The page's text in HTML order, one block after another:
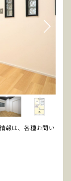
報は、各種お問い